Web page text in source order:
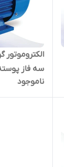
بالا
ناموجود